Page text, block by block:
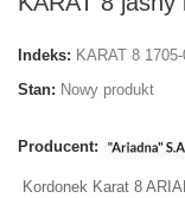
Indeks: KARAT 8
Stan: Nowy produkt
Producent:
Kordonek Karat 8